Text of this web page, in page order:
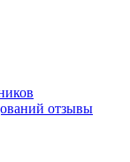
отзывы